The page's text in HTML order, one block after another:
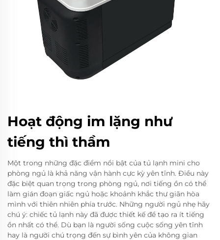
Hoạt động im lặng như
tiếng thì thầm
Một trong những đặc điểm nổi bật của tủ lạnh mini cho
phòng ngủ là khả năng vận hành cực kỳ yên tĩnh. Điều này
đặc biệt quan trọng trong phòng ngủ, nơi tiếng ồn có thể
làm gián đoạn giấc ngủ hoặc khoảnh khắc thư giãn hòa
mình với thiên nhiên phía trước. Những người ngủ nhẹ hãy
chú ý: chiếc tủ lạnh này đã được thiết kế để tạo ra ít tiếng
ồn nhất có thể. Dù bạn là người sống cuộc sống yên tĩnh
hay là người chú trọng đến sự bình yên của không gian